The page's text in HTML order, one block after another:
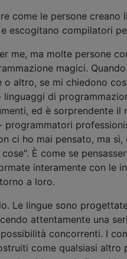
come le persone creano
escogitano compilatori
me, ma molte persone
magici.
o altro, se mi chiedono
di
ed è sorprendente il
programmatori
ci ho mai pensato, ma sì,
È come se
interamente con le
a loro.
Le lingue sono
attentamente una
concorrenti. I
come qualsiasi altro